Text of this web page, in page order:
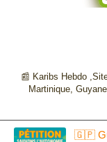
📰 Karibs Hebdo
Martinique,
🇬🇵